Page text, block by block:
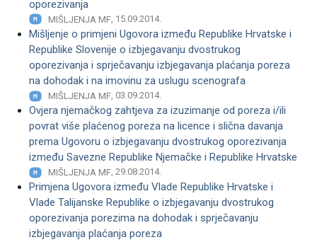
oporezivanja
MIŠLJENJA MF , 15.09.2014.
Mišljenje o primjeni Ugovora između Republike Hrvatske i
Republike Slovenije o izbjegavanju dvostrukog
oporezivanja i sprječavanju izbjegavanja plaćanja poreza
na dohodak i na imovinu za uslugu scenografa
MIŠLJENJA MF , 03.09.2014.
Ovjera njemačkog zahtjeva za izuzimanje od poreza i/ili
povrat više plaćenog poreza na licence i slična davanja
prema Ugovoru o izbjegavanju dvostrukog oporezivanja
između Savezne Republike Njemačke i Republike Hrvatske
MIŠLJENJA MF, 29.08.2014.
Primjena Ugovora između Vlade Republike Hrvatske i
Vlade Talijanske Republike o izbjegavanju dvostrukog
oporezivanja porezima na dohodak i sprječavanju
izbjegavanja plaćanja poreza